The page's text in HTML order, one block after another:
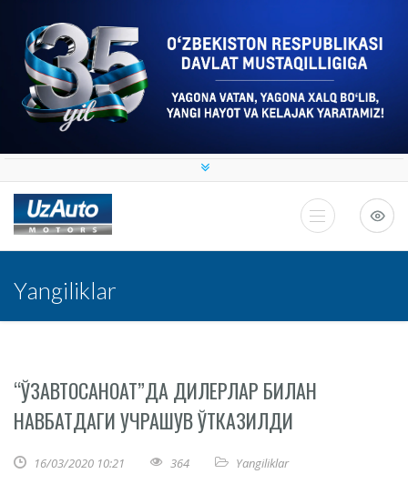
Yangiliklar
“ЎЗАВТОСАНОАТ”ДА ДИЛЕРЛАР БИЛАН
НАВБАТДАГИ УЧРАШУВ ЎТКАЗИЛДИ
16/03/2020 10:21 364 Yangiliklar